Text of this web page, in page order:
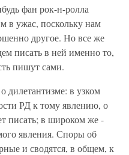
фан рок-н-ролла
в ужас, поскольку нам
другое. Но все же
писать в ней именно то,
пишут сами.
дилетантизме: в узком
РД к тому явлению, о
писать; в широком же -
явления. Споры об
и сводятся, в общем, к